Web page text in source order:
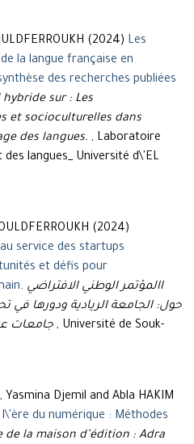
(2024) Les
la langue française en
des recherches publiées
sur : Les
et socioculturelles dans
des langues. , Laboratoire
langues_ Université d\'EL
(2024)
service des startups
et défis pour
. االمؤتمر الوطني الافتراضي
حول: الجامعة الريادية ودورها في
جامعات , Université de Souk-
Yasmina Djemil and Abla HAKIM
du numérique : Méthodes
de la maison d’édition : Adra